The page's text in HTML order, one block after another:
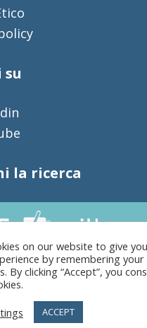
su
la ricerca
on our website to give
by remembering
By clicking “Accept”, you
ACCEPT